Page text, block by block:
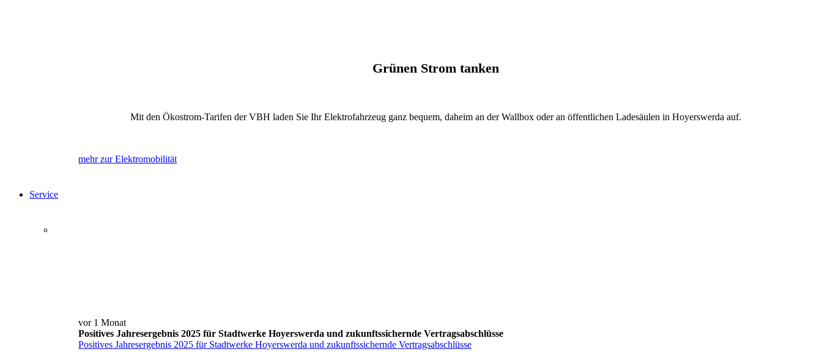
Grünen Strom tanken
Mit den Ökostrom-Tarifen der VBH laden Sie Ihr Elektrofahrzeug ganz bequem, daheim an der Wallbox oder an öffentlichen Ladesäulen in Hoyerswerda auf.
mehr zur Elektromobilität
Service
vor 1 Monat
Positives Jahresergebnis 2025 für Stadtwerke Hoyerswerda und zukunftssichernde Vertragsabschlüsse
Positives Jahresergebnis 2025 für Stadtwerke Hoyerswerda und zukunftssichernde Vertragsabschlüsse